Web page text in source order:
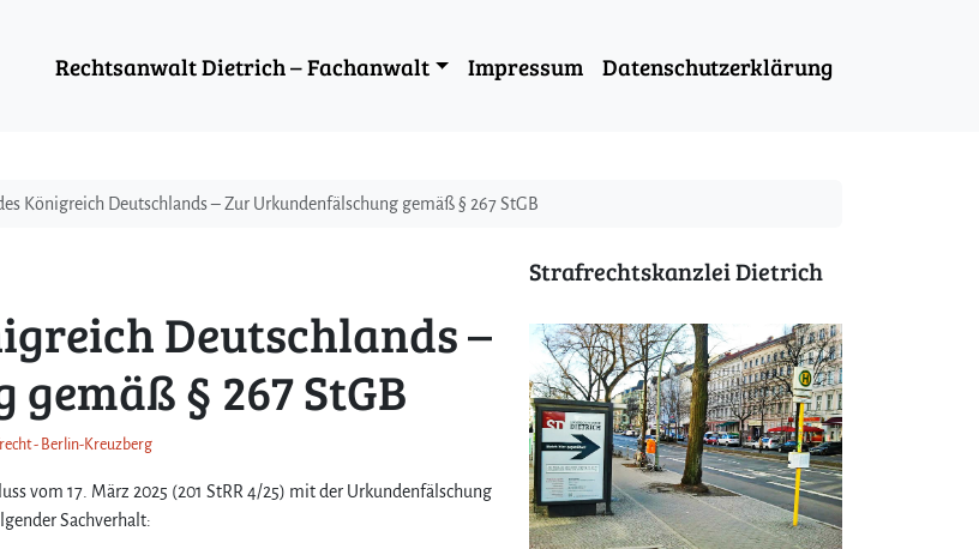
Rechtsanwalt Dietrich – Fachanwalt Impressum Datenschutzerklärung
Königreich Deutschlands – Zur Urkundenfälschung gemäß § 267 StGB
Deutschlands –
§ 267 StGB
- Berlin-Kreuzberg
vom 17. März 2025 (201 StRR 4/25) mit der Urkundenfälschung
Sachverhalt:
Strafrechtskanzlei Dietrich